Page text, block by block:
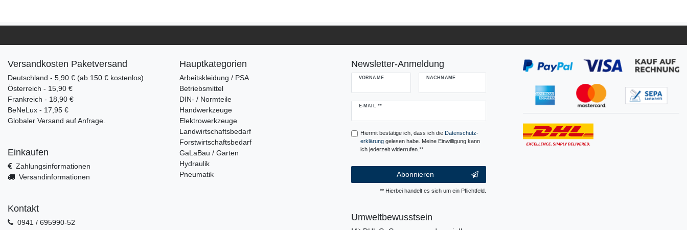
Versandkosten Paketversand
Deutschland - 5,90 € (ab 150 € kostenlos)
Österreich - 15,90 €
Frankreich - 18,90 €
BeNeLux - 17,95 €
Globaler Versand auf Anfrage.
Einkaufen
Zahlungsinformationen
Versandinformationen
Kontakt
0941 / 695990-52
Hauptkategorien
Arbeitskleidung / PSA
Betriebsmittel
DIN- / Normteile
Handwerkzeuge
Elektrowerkzeuge
Landwirtschaftsbedarf
Forstwirtschaftsbedarf
GaLaBau / Garten
Hydraulik
Pneumatik
Newsletter-Anmeldung
VORNAME NACHNAME
E-MAIL **
Newsletter
Hiermit bestätige ich, dass ich die Daten­schutz­
erklärunggelesen habe. Meine Einwilligung kann
ich jederzeit widerrufen.**
Abonnieren
** Hierbei handelt es sich um ein Pflichtfeld.
Umweltbewusstsein